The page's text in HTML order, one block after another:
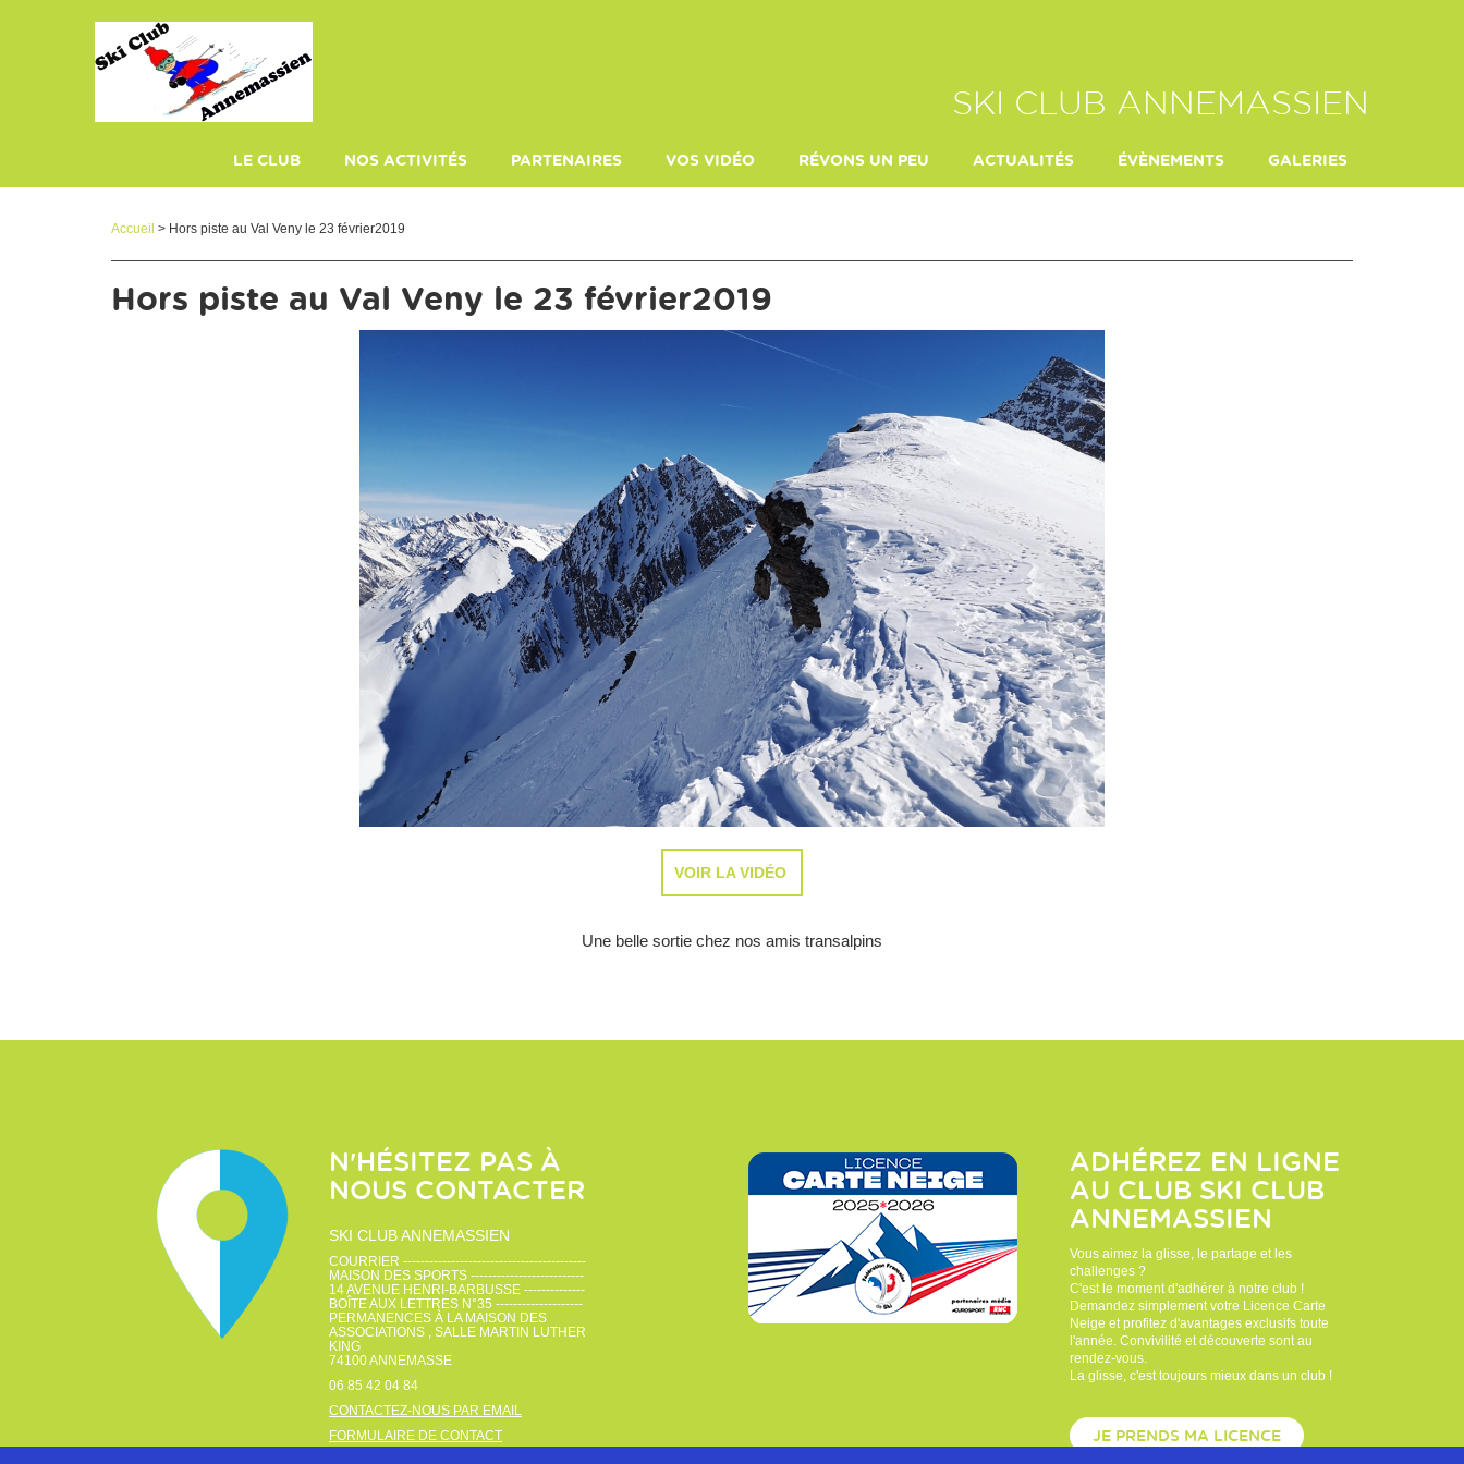
SKI CLUB ANNEMASSIEN
LE CLUB NOS ACTIVITÉS PARTENAIRES VOS VIDÉO RÉVONS UN PEU ACTUALITÉS ÉVÈNEMENTS GALERIES
Accueil > Hors piste au Val Veny le 23 février2019
Hors piste au Val Veny le 23 février2019
VOIR LA VIDÉO
Une belle sortie chez nos amis transalpins
N'HÉSITEZ PAS À
NOUS CONTACTER
SKI CLUB ANNEMASSIEN
COURRIER ------------------------------------------
MAISON DES SPORTS --------------------------
14 AVENUE HENRI-BARBUSSE --------------
BOÎTE AUX LETTRES N°35 --------------------
PERMANENCES À LA MAISON DES
ASSOCIATIONS , SALLE MARTIN LUTHER
KING
74100ANNEMASSE
06 85 42 04 84
CONTACTEZ-NOUS PAR EMAIL
FORMULAIRE DE CONTACT
ADHÉREZ EN LIGNE
AU CLUB SKI CLUB
ANNEMASSIEN
Vous aimez la glisse, le partage et les
challenges ?
C'est le moment d'adhérer à notre club !
Demandez simplement votre Licence Carte
Neige et profitez d'avantages exclusifs toute
l'année. Convivilité et découverte sont au
rendez-vous.
La glisse, c'est toujours mieux dans un club !
JE PRENDS MA LICENCE